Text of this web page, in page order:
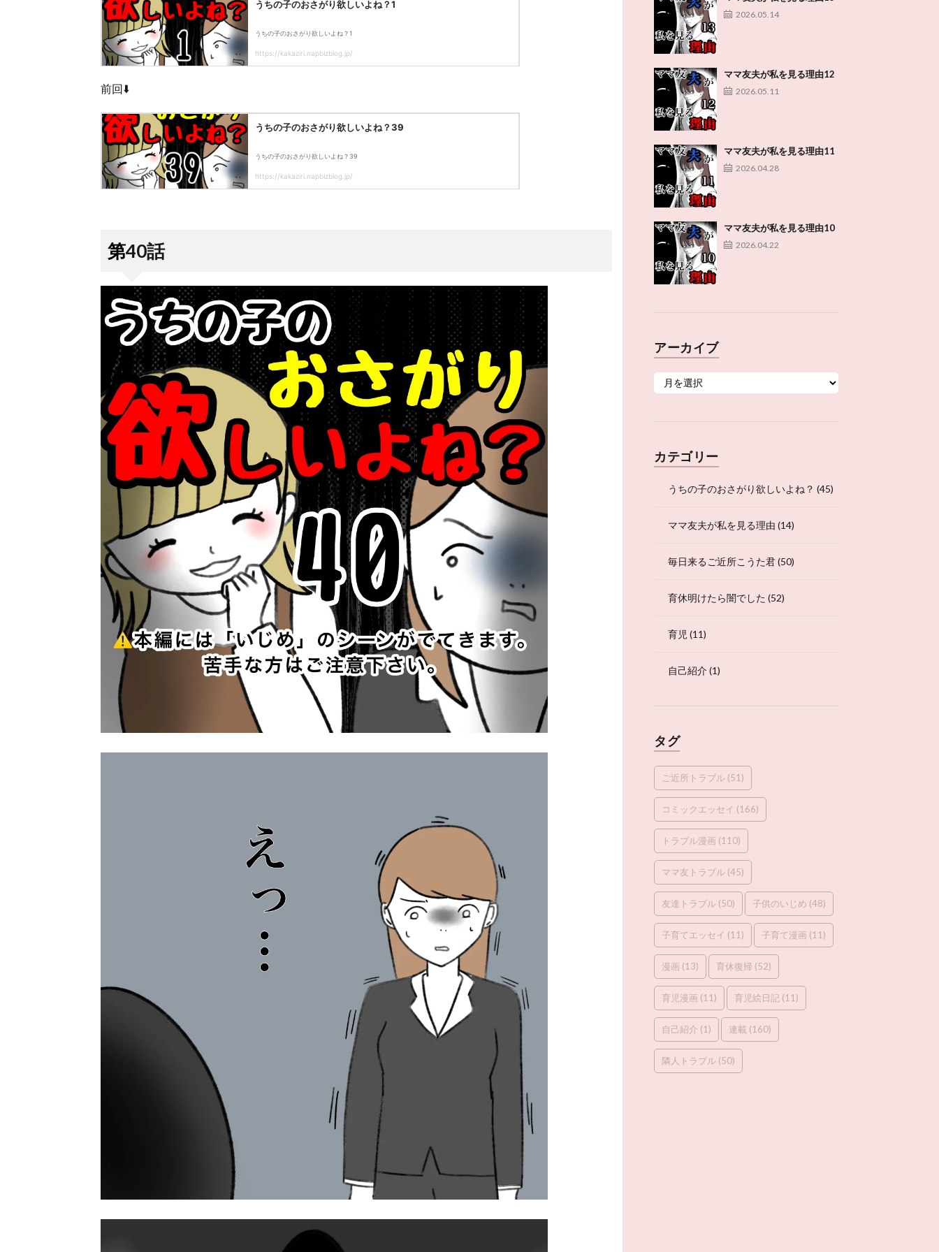
前回⬇️
第40話
2026.05.14
ママ友夫が私を見る理由12
2026.05.11
ママ友夫が私を見る理由11
2026.04.28
ママ友夫が私を見る理由10
2026.04.22
アーカイブ
カテゴリー
うちの子のおさがり欲しいよね？ (45)
ママ友夫が私を見る理由 (14)
毎日来るご近所こうた君(50)
育休明けたら闇でした (52)
育児 (11)
自己紹介(1)
タグ
ご近所トラブル (51)
コミックエッセイ (166)
トラブル漫画 (110)
ママ友トラブル (45)
友達トラブル (50) 子供のいじめ (48)
子育てエッセイ (11) 子育て漫画 (11)
漫画 (13) 育休復帰 (52)
育児漫画 (11) 育児絵日記 (11)
自己紹介 (1) 連載 (160)
隣人トラブル (50)